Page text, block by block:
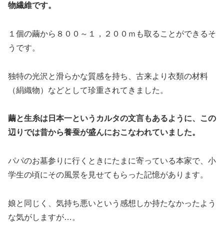
物繊維です。
１個の繭から８００～１，２００ｍも取ることができるそ
うです。
独特の光沢と滑らかな質感を持ち、古来より衣類の材料
（絹織物）などとして珍重されてきました。
繭と生糸は日本一というカルタの文言もあるように、この
辺りでは昔から養蚕が盛んにおこなわれていました。
パパのお墓参りに行くときにたまに寄っている本家で、小
学生の頃にその風景を見せてもらった記憶があります。
娘と同じく、気持ち悪いという感想しか持たなかったよう
な気がしますが…。